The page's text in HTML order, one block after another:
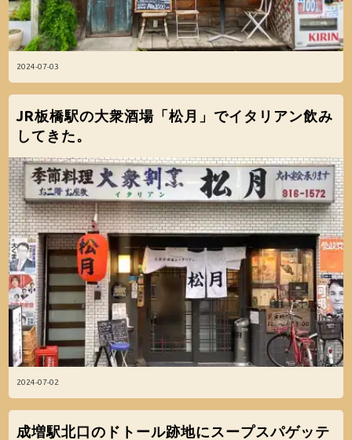
2024-07-03
2024-07-02
JR板橋駅の大衆酒場「松月」でイタリアン飲み
してきた。
成増駅北口のドトール跡地にスープスパゲッテ